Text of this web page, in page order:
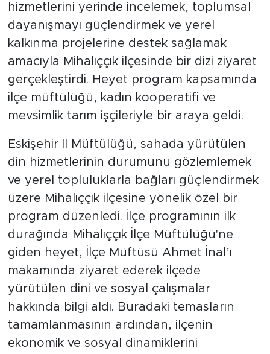
hizmetlerini yerinde incelemek, toplumsal
dayanışmayı güçlendirmek ve yerel
kalkınma projelerine destek sağlamak
amacıyla Mihalıççık ilçesinde bir dizi ziyaret
gerçekleştirdi. Heyet program kapsamında
ilçe müftülüğü, kadın kooperatifi ve
mevsimlik tarım işçileriyle bir araya geldi.
Eskişehir İl Müftülüğü, sahada yürütülen
din hizmetlerinin durumunu gözlemlemek
ve yerel topluluklarla bağları güçlendirmek
üzere Mihalıççık ilçesine yönelik özel bir
program düzenledi. İlçe programının ilk
durağında Mihalıççık İlçe Müftülüğü'ne
giden heyet, İlçe Müftüsü Ahmet İnal’ı
makamında ziyaret ederek ilçede
yürütülen dini ve sosyal çalışmalar
hakkında bilgi aldı. Buradaki temasların
tamamlanmasının ardından, ilçenin
ekonomik ve sosyal dinamiklerini